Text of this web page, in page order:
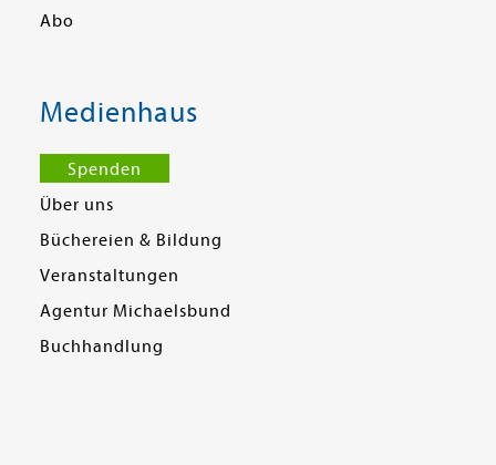
Abo
Medienhaus
Spenden
Über uns
Büchereien & Bildung
Veranstaltungen
Agentur Michaelsbund
Buchhandlung